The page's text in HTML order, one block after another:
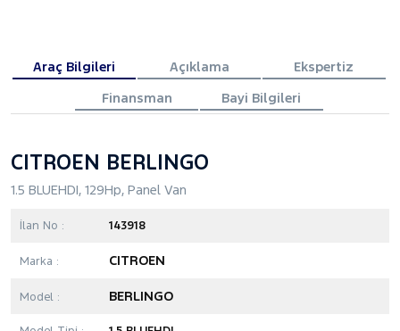
Araç Bilgileri Açıklama
Ekspertiz
Finansman
Bayi Bilgileri
CITROEN BERLINGO
1.5 BLUEHDI, 129Hp, Panel Van
İlan No : 143918
Marka : CITROEN
Model : BERLINGO